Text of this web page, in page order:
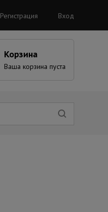
Регистрация Вход
Корзина
Ваша корзина пуста